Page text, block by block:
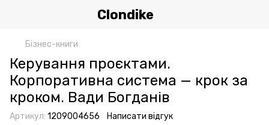
Clondike
Бізнес-книги
Керування проєктами.
Корпоративна система — крок за
кроком. Вади Богданів
Артикул: 1209004656 Написати відгук